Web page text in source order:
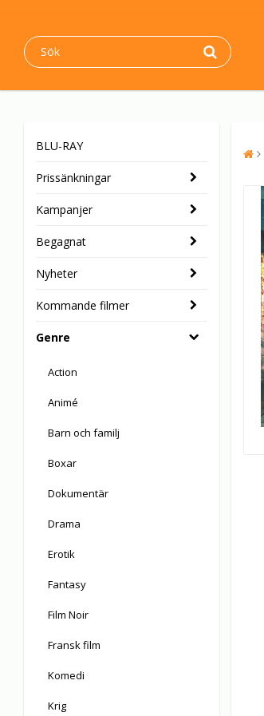
BLU-RAY
Prissänkningar
Kampanjer
Begagnat
Nyheter
Kommande filmer
Genre
Action
Animé
Barn och familj
Boxar
Dokumentär
Drama
Erotik
Fantasy
Film Noir
Fransk film
Komedi
Krig